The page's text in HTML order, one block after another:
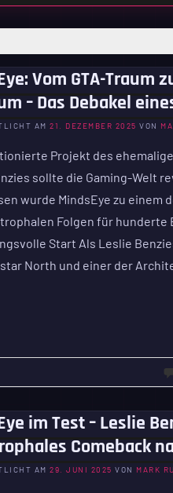
Vom GTA-Traum
– Das Debakel
AM21. DEZEMBER 2025 VON
Projekt des
sollte die Gaming-Welt
wurde MindsEye zu einem
Folgen für hunderte
Start Als Leslie
North und einer der
im Test – Leslie
Comeback
AM29. JUNI 2025 VON MARK